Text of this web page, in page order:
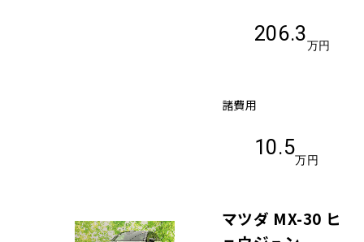
206.3
万円
諸費用
10.5
万円
マツダ MX-30 ヒ